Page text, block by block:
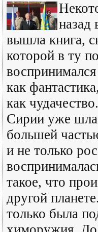
вышла книга,
которой в ту
как
как
Сирии уже
большей
и не только
такое, что
другой
только была